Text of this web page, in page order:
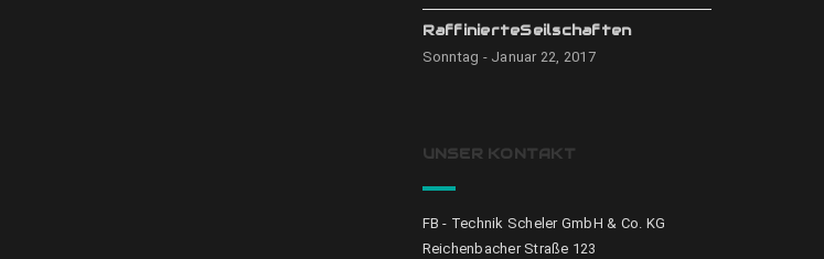
RaffinierteSeilschaften
Sonntag - Januar 22, 2017
UNSER KONTAKT
FB - Technik Scheler GmbH & Co. KG
Reichenbacher Straße 123